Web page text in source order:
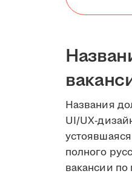
Названия
UI/UX-
полного
вакансии